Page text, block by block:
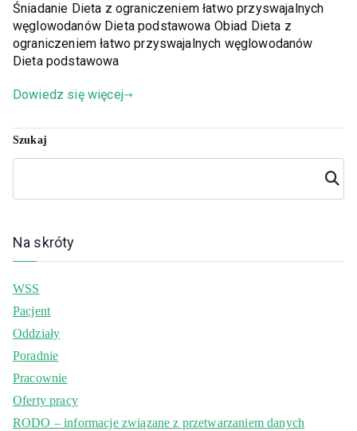
Śniadanie Dieta z ograniczeniem łatwo przyswajalnych
węglowodanów Dieta podstawowa Obiad Dieta z
ograniczeniem łatwo przyswajalnych węglowodanów
Dieta podstawowa
Dowiedz się więcej
Szukaj
Szuka
j
Na skróty
WSS
Pacjent
Oddziały
Poradnie
Pracownie
Oferty pracy
RODO – informacje związane z przetwarzaniem danych